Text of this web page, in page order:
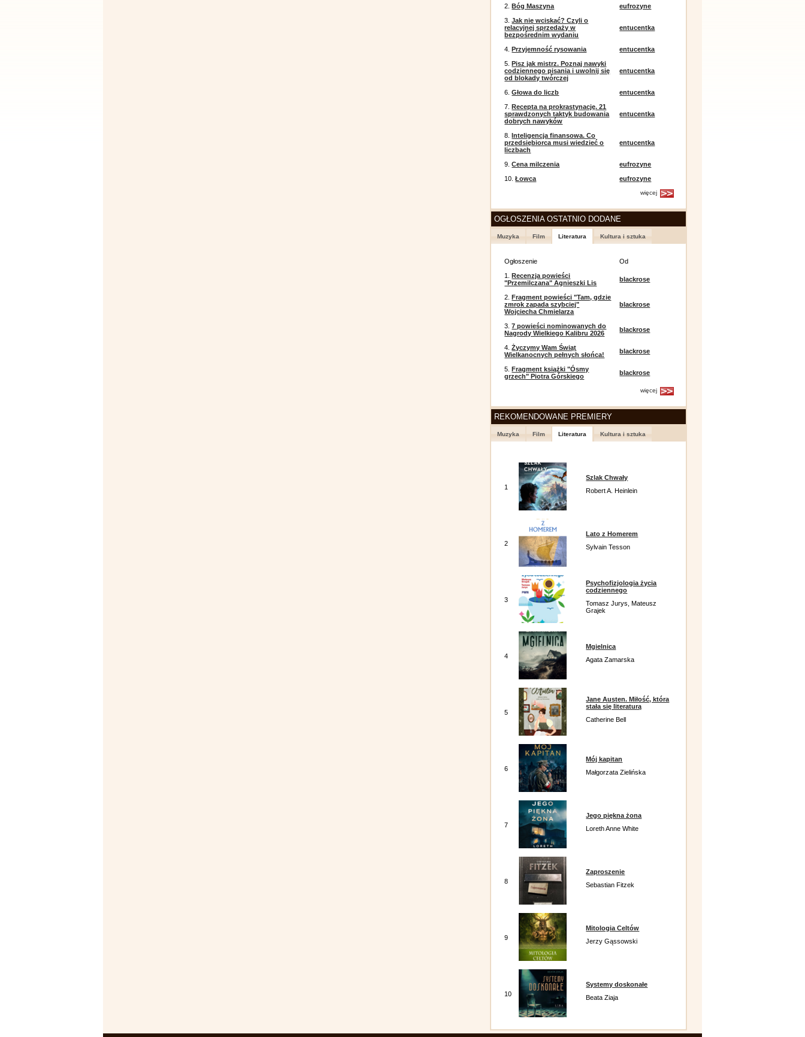
2.Bóg Maszyna
eufrozyne
3.Jak nie wciskać? Czyli o
relacyjnej sprzedaży w
bezpośrednim wydaniu
entucentka
4.Przyjemność rysowania
entucentka
5.Pisz jak mistrz. Poznaj nawyki
codziennego pisania i uwolnij się
od blokady twórczej
entucentka
6.Głowa do liczb
entucentka
7.Recepta na prokrastynację. 21
sprawdzonych taktyk budowania
dobrych nawyków
entucentka
8.Inteligencja finansowa. Co
przedsiębiorca musi wiedzieć o
liczbach
entucentka
9.Cena milczenia
eufrozyne
10.Łowca eufrozyne
więcej
OGŁOSZENIA OSTATNIO DODANE
Muzyka Film Literatura Kultura i sztuka
Ogłoszenie
Od
1.Recenzja powieści
"Przemilczana" Agnieszki Lis
blackrose
2.Fragment powieści "Tam, gdzie
zmrok zapada szybciej"
Wojciecha Chmielarza
blackrose
3.7 powieści nominowanych do
Nagrody Wielkiego Kalibru 2026
blackrose
4.Życzymy Wam Świąt
Wielkanocnych pełnych słońca!
blackrose
5.Fragment książki "Ósmy
grzech" Piotra Górskiego
blackrose
więcej
REKOMENDOWANE PREMIERY
Muzyka Film Literatura Kultura i sztuka
1
Szlak Chwały
Robert A. Heinlein
2
Lato z Homerem
Sylvain Tesson
3
Psychofizjologia życia
codziennego
Tomasz Jurys, Mateusz
Grajek
4
Mgielnica
Agata Zamarska
5
Jane Austen. Miłość, która
stała się literaturą
Catherine Bell
6
Mój kapitan
Małgorzata Zielińska
7
Jego piękna żona
Loreth Anne White
8
Zaproszenie
Sebastian Fitzek
9
Mitologia Celtów
Jerzy Gąssowski
10
Systemy doskonałe
Beata Ziaja